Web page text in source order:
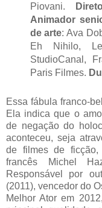
Piovani.
Animador
de arte: Ava
Eh Nihilo,
StudioCanal,
Paris Filmes.
Essa fábula franco-
Ela indica que o
de negação do
aconteceu, seja
de filmes de
francês Michel
Responsável por
(2011), vencedor do
Melhor Ator em 2012,